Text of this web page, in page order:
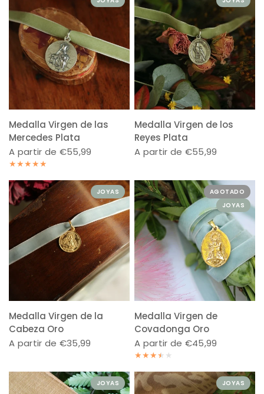
Medalla Virgen de las
Mercedes Plata
A partir de €55,99
Medalla Virgen de los
Reyes Plata
A partir de €55,99
JOYAS
Medalla Virgen de la
Cabeza Oro
A partir de €35,99
AGOTADO
JOYAS
Medalla Virgen de
Covadonga Oro
A partir de €45,99
JOYAS JOYAS